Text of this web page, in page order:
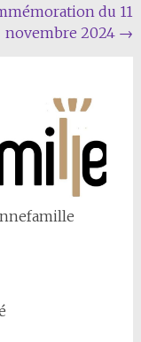
du 11
novembre 2024 →